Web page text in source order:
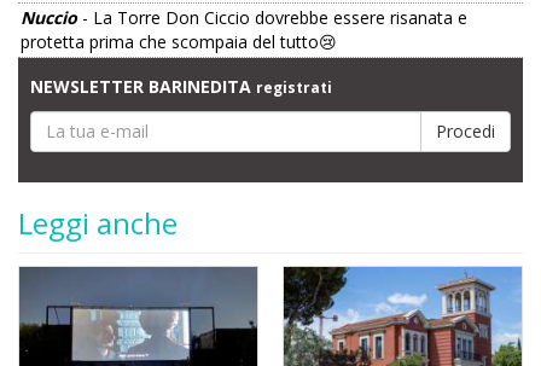
Nuccio- La Torre Don Ciccio dovrebbe essere risanata e
protetta prima che scompaia del tutto😢
NEWSLETTER BARINEDITA registrati
Leggi anche